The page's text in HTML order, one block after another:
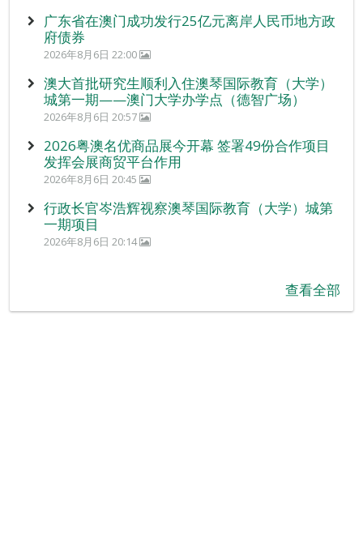
广东省在澳门成功发行25亿元离岸人民币地方政
府债券
2026年8月6日 22:00
澳大首批研究生顺利入住澳琴国际教育（大学）
城第一期——澳门大学办学点（德智广场）
2026年8月6日 20:57
2026粤澳名优商品展今开幕 签署49份合作项目
发挥会展商贸平台作用
2026年8月6日 20:45
行政长官岑浩辉视察澳琴国际教育（大学）城第
一期项目
2026年8月6日 20:14
查看全部